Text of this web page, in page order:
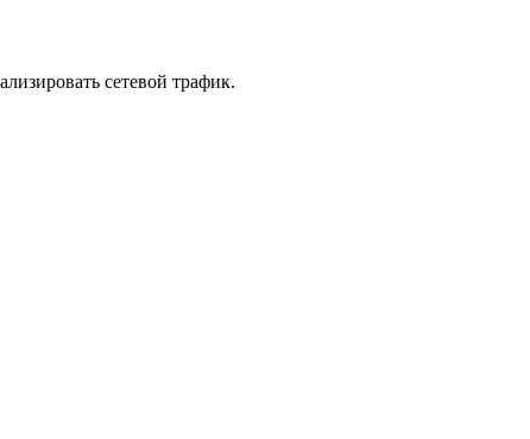
сетевой трафик.